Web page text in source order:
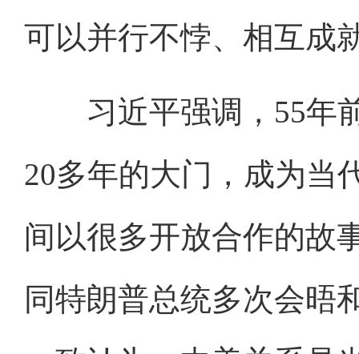
可以并行不悖、相互成
习近平强调，55年前
20多年的大门，成为当
间以很多开放合作的故
同特朗普总统多次会晤